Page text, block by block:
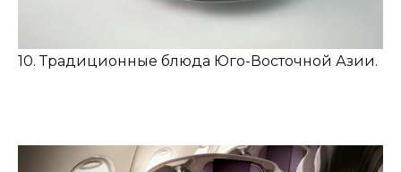
10. Традиционные блюда Юго-Восточной Азии.